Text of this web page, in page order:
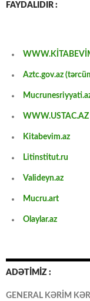
FAYDALIDIR :
Aztc.gov.az
WWW.USTAC.AZ
Kitabevim.az
Litinstitut.ru
Valideyn.az
Mucru.art
Olaylar.az
ADƏTİMİZ :
GENERAL KƏRİM